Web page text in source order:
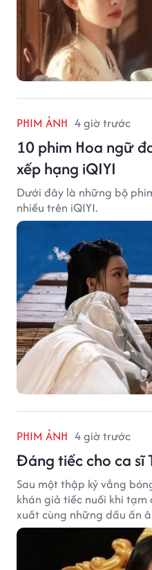
PHIM ẢNH 4 giờ trước
10 phim Hoa ngữ
xếp hạng iQIYI
Dưới đây là những bộ
nhiều trên iQIYI.
PHIM ẢNH 4 giờ trước
Đáng tiếc cho ca sĩ
Sau một thập kỷ vắng
khán giả tiếc nuối khi
xuất cùng những dấu ấn